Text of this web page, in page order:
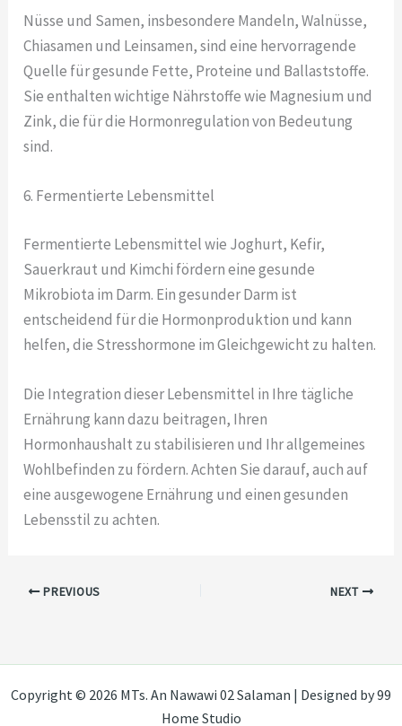
Nüsse und Samen, insbesondere Mandeln, Walnüsse,
Chiasamen und Leinsamen, sind eine hervorragende
Quelle für gesunde Fette, Proteine und Ballaststoffe.
Sie enthalten wichtige Nährstoffe wie Magnesium und
Zink, die für die Hormonregulation von Bedeutung
sind.
6. Fermentierte Lebensmittel
Fermentierte Lebensmittel wie Joghurt, Kefir,
Sauerkraut und Kimchi fördern eine gesunde
Mikrobiota im Darm. Ein gesunder Darm ist
entscheidend für die Hormonproduktion und kann
helfen, die Stresshormone im Gleichgewicht zu halten.
Die Integration dieser Lebensmittel in Ihre tägliche
Ernährung kann dazu beitragen, Ihren
Hormonhaushalt zu stabilisieren und Ihr allgemeines
Wohlbefinden zu fördern. Achten Sie darauf, auch auf
eine ausgewogene Ernährung und einen gesunden
Lebensstil zu achten.
PREVIOUS NEXT
Copyright © 2026 MTs. An Nawawi 02 Salaman | Designed by 99
Home Studio